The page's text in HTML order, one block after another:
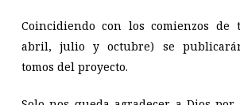
Coincidiendo con los comienzos de
abril, julio y octubre) se
tomos del proyecto.